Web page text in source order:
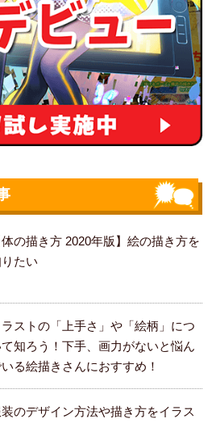
体の描き方 2020年版】絵の描き方を
たい
ラストの「上手さ」や「絵柄」につ
て知ろう！下手、画力がないと悩ん
る絵描きさんにおすすめ！
装のデザイン方法や描き方をイラス